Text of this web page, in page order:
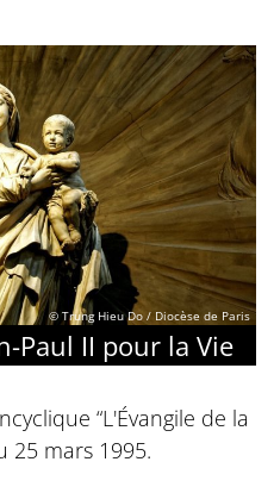
© Trung Hieu Do / Diocèse de Paris
Paul II pour la Vie
“L'Évangile de la
25 mars 1995.